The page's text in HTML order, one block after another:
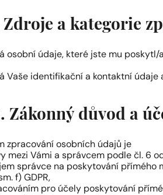
Zdroje a kategorie
osobní údaje, které jste mu
Vaše identifikační a kontaktní údaje
Zákonný důvod a
zpracování osobních údajů je
mezi Vámi a správcem podle čl. 6
správce na poskytování
f) GDPR,
pro účely poskytování